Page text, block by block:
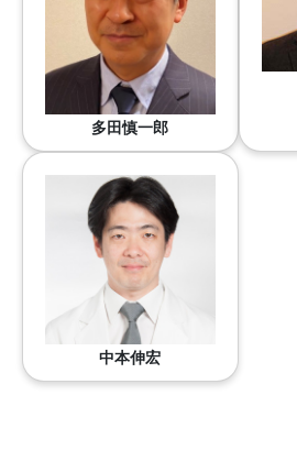
多田慎一郎
中本伸宏